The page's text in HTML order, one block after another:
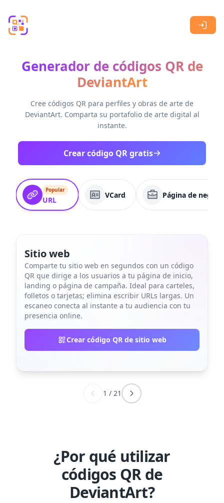
Generador de códigos QR de
DeviantArt
Cree códigos QR para perfiles y obras de arte de
DeviantArt. Comparta su portafolio de arte digital al
instante.
Crear código QR gratis
Popular
URL
VCard Página de
Sitio web
Comparte tu sitio web en segundos con un código
QR que dirige a los usuarios a tu página de inicio,
landing o página de campaña. Ideal para carteles,
folletos o tarjetas; elimina escribir URLs largas. Un
escaneo conecta al instante a tu audiencia con tu
presencia online.
Crear código QR de sitio web
1 / 21
¿Por qué utilizar
códigos QR de
DeviantArt?